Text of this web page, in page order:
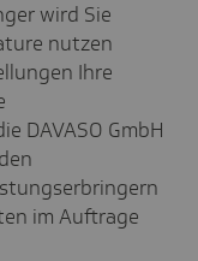
wird Sie
nutzen
Ihre
DAVASO GmbH
im Auftrage